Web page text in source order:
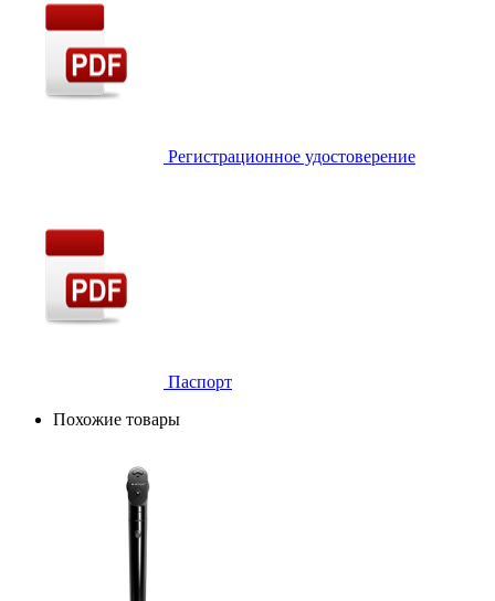
Регистрационное удостоверение
Паспорт
Похожие товары